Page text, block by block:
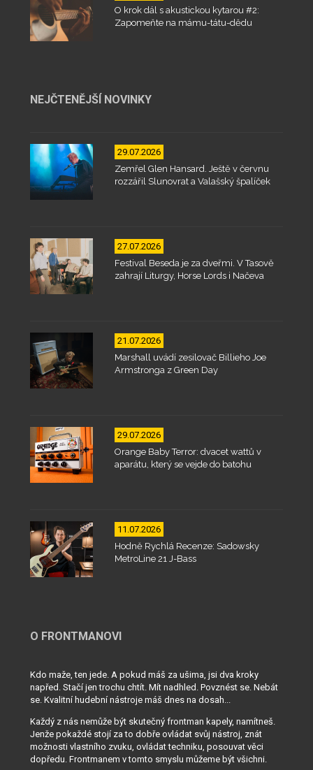
O krok dál s akustickou kytarou #2:
Zapomeňte na mámu-tátu-dědu
NEJČTENĚJŠÍ NOVINKY
29.07.2026
Zemřel Glen Hansard. Ještě v červnu
rozzářil Slunovrat a Valašský špalíček
27.07.2026
Festival Beseda je za dveřmi. V Tasově
zahrají Liturgy, Horse Lords i Načeva
21.07.2026
Marshall uvádí zesilovač Billieho Joe
Armstronga z Green Day
29.07.2026
Orange Baby Terror: dvacet wattů v
aparátu, který se vejde do batohu
11.07.2026
Hodně Rychlá Recenze: Sadowsky
MetroLine 21 J-Bass
O FRONTMANOVI
Kdo maže, ten jede. A pokud máš za ušima, jsi dva kroky
napřed. Stačí jen trochu chtít. Mít nadhled. Povznést se. Nebát
se. Kvalitní hudební nástroje máš dnes na dosah...
Každý z nás nemůže být skutečný frontman kapely, namítneš.
Jenže pokaždé stojí za to dobře ovládat svůj nástroj, znát
možnosti vlastního zvuku, ovládat techniku, posouvat věci
dopředu. Frontmanem v tomto smyslu můžeme být všichni.